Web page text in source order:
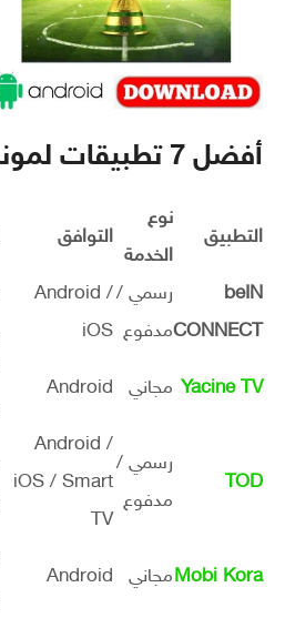
أفضل 7 تطبيقات لمونديال 2026
التطبيق
نوع
الخدمة
التوافق
beIN
CONNECT
رسمي /
مدفوع
Android /
iOS
Yacine TV مجاني Android
TOD
رسمي /
مدفوع
Android /
iOS / Smart
TV
Mobi Koraمجاني Android